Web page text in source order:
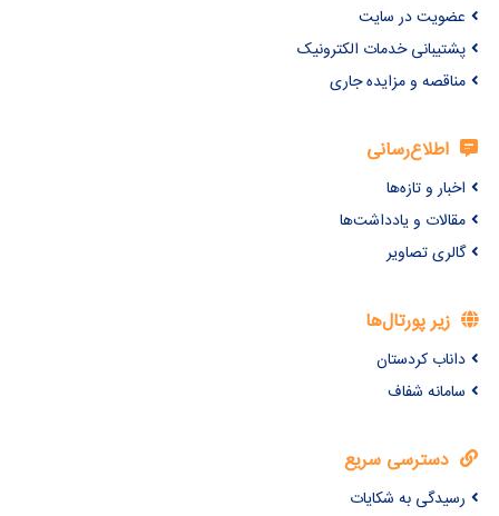
عضویت در سایت
پشتیبانی خدمات الکترونیک
مناقصه و مزایده جاری
اطلاع‌رسانی
اخبار و تازه‌ها
مقالات و یادداشت‌ها
گالری تصاویر
زیر پورتال‌ها
داناب کردستان
سامانه شفاف
دسترسی سریع
رسیدگی به شکایات